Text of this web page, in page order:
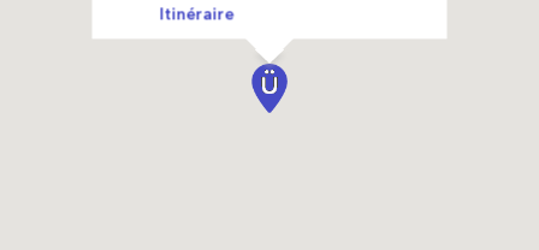
Itinéraire